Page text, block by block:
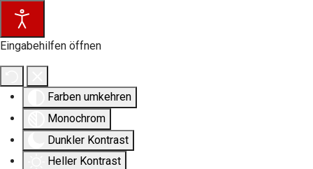
Eingabehilfen öffnen
Farben umkehren
Monochrom
Dunkler Kontrast
Heller Kontrast